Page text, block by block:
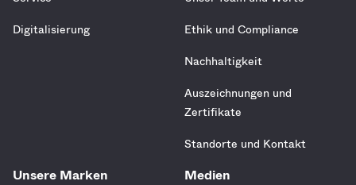
Digitalisierung
Ethik und Compliance
Nachhaltigkeit
Auszeichnungen und
Zertifikate
Standorte und Kontakt
Unsere Marken Medien